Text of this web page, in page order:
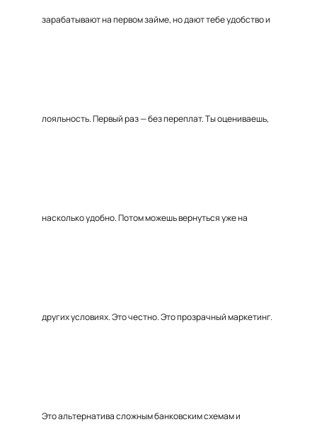
зарабатывают на первом займе, но дают тебе удобство и
лояльность. Первый раз — без переплат. Ты оцениваешь,
насколько удобно. Потом можешь вернуться уже на
других условиях. Это честно. Это прозрачный маркетинг.
Это альтернатива сложным банковским схемам и